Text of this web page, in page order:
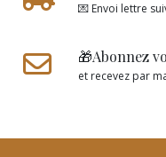
💌 Envoi lettre
🎁Abonnez
et recevez par